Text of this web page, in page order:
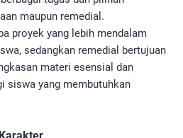
maupun remedial.
proyek yang lebih mendalam
sedangkan remedial bertujuan
materi esensial dan
siswa yang membutuhkan